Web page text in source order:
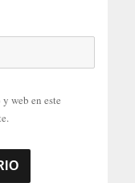
web en este